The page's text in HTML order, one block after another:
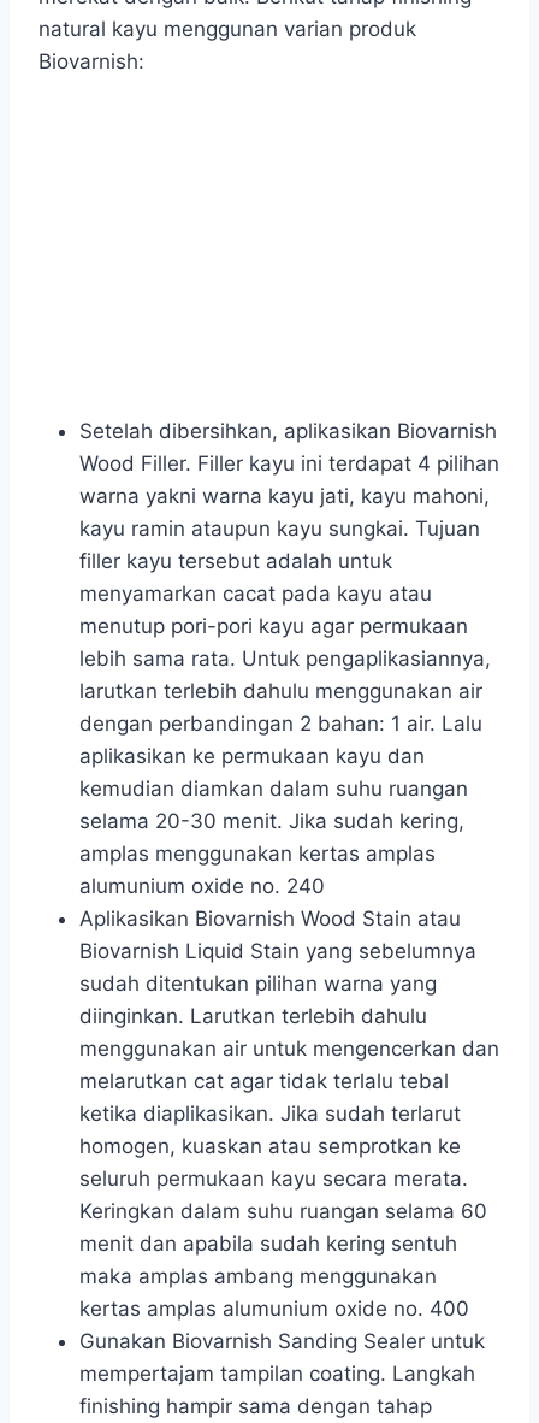
natural kayu menggunan varian produk
Biovarnish:
Setelah dibersihkan, aplikasikan Biovarnish
Wood Filler. Filler kayu ini terdapat 4 pilihan
warna yakni warna kayu jati, kayu mahoni,
kayu ramin ataupun kayu sungkai. Tujuan
filler kayu tersebut adalah untuk
menyamarkan cacat pada kayu atau
menutup pori-pori kayu agar permukaan
lebih sama rata. Untuk pengaplikasiannya,
larutkan terlebih dahulu menggunakan air
dengan perbandingan 2 bahan: 1 air. Lalu
aplikasikan ke permukaan kayu dan
kemudian diamkan dalam suhu ruangan
selama 20-30 menit. Jika sudah kering,
amplas menggunakan kertas amplas
alumunium oxide no. 240
Aplikasikan Biovarnish Wood Stain atau
Biovarnish Liquid Stain yang sebelumnya
sudah ditentukan pilihan warna yang
diinginkan. Larutkan terlebih dahulu
menggunakan air untuk mengencerkan dan
melarutkan cat agar tidak terlalu tebal
ketika diaplikasikan. Jika sudah terlarut
homogen, kuaskan atau semprotkan ke
seluruh permukaan kayu secara merata.
Keringkan dalam suhu ruangan selama 60
menit dan apabila sudah kering sentuh
maka amplas ambang menggunakan
kertas amplas alumunium oxide no. 400
Gunakan Biovarnish Sanding Sealer untuk
mempertajam tampilan coating. Langkah
finishing hampir sama dengan tahap